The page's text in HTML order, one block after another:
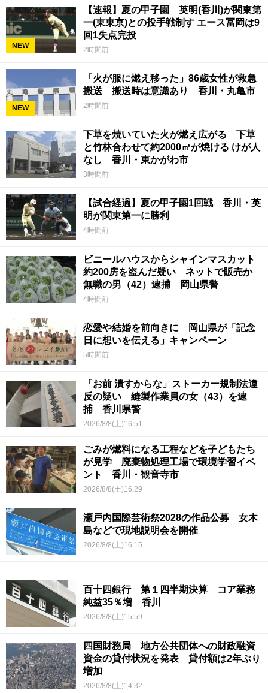
NEW
【速報】夏の甲子園 英明(香川)が関東第
一(東東京)との投手戦制す エース冨岡は9
回1失点完投
2時間前
NEW
「火が服に燃え移った」86歳女性が救急
搬送 搬送時は意識あり 香川・丸亀市
2時間前
下草を焼いていた火が燃え広がる 下草
と竹林合わせて約2000㎡が焼ける けが人
なし 香川・東かがわ市
3時間前
【試合経過】夏の甲子園1回戦 香川・英
明が関東第一に勝利
4時間前
ビニールハウスからシャインマスカット
約200房を盗んだ疑い ネットで販売か
無職の男（42）逮捕 岡山県警
4時間前
恋愛や結婚を前向きに 岡山県が「記念
日に想いを伝える」キャンペーン
5時間前
「お前 潰すからな」ストーカー規制法違
反の疑い 縫製作業員の女（43）を逮
捕 香川県警
2026/8/8(土)16:51
ごみが燃料になる工程などを子どもたち
が見学 廃棄物処理工場で環境学習イベ
ント 香川・観音寺市
2026/8/8(土)16:29
瀬戸内国際芸術祭2028の作品公募 女木
島などで現地説明会を開催
2026/8/8(土)16:15
百十四銀行 第１四半期決算 コア業務
純益35％増 香川
2026/8/8(土)15:59
四国財務局 地方公共団体への財政融資
資金の貸付状況を発表 貸付額は2年ぶり
増加
2026/8/8(土)14:32